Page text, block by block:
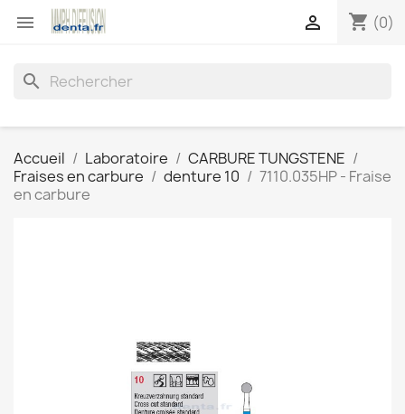
 shopping_cart (0)

search
Accueil Laboratoire
CARBURE TUNGSTENE
Fraises en carbure
denture 10
7110.035HP - Fraise
en carbure